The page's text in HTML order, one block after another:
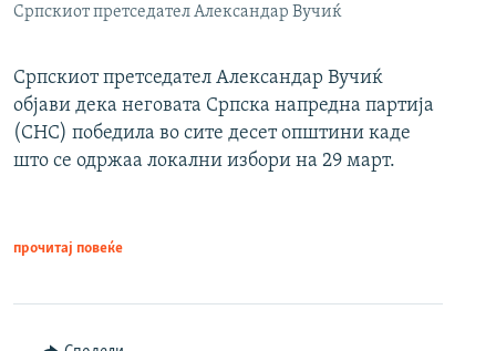
Српскиот претседател Александар Вучиќ
Српскиот претседател Александар Вучиќ
објави дека неговата Српска напредна партија
(СНС) победила во сите десет општини каде
што се одржаа локални избори на 29 март.
прочитај повеќе